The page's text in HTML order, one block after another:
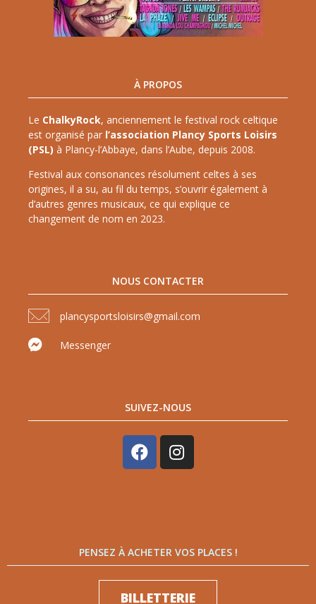
À PROPOS
Le ChalkyRock, anciennement le festival rock celtique
est organisé par l’association Plancy Sports Loisirs
(PSL) à Plancy-l’Abbaye, dans l’Aube, depuis 2008.
Festival aux consonances résolument celtes à ses
origines, il a su, au fil du temps, s’ouvrir également à
d’autres genres musicaux, ce qui explique ce
changement de nom en 2023.
NOUS CONTACTER
plancysportsloisirs@gmail.com
Messenger
SUIVEZ-NOUS
PENSEZ À ACHETER VOS PLACES !
BILLETTERIE